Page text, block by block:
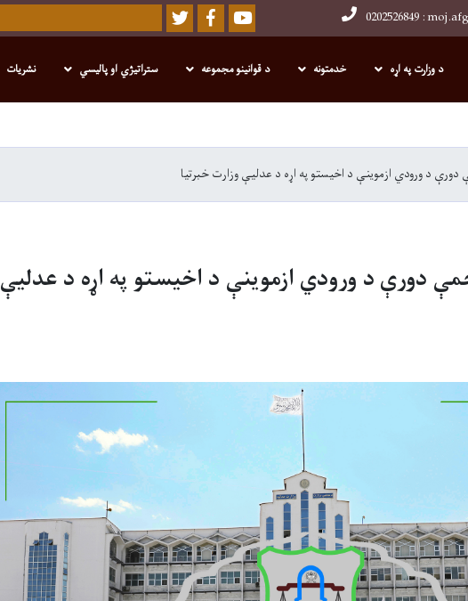
content
Youtube
Facebook
Twitter
Search
د وزارت په اړه خدمتونه د قوانینو مجموعه ستراتیژي او پالیسي نشریات
د ورودي ازموینې د اخیستو په اړه د عدلیې وزارت خبرتیا
دورې د ورودي ازموینې د اخیستو په اړه د عدلیې